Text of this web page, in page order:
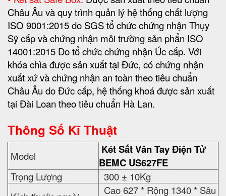
Châu Âu và quy trình quản lý hệ thống chất lượng
ISO 9001:2015 do SGS tổ chức chứng nhận Thụy
Sỹ cấp và chứng nhận môi trường sản phẩn ISO
14001:2015 Do tổ chức chứng nhận Úc cấp. Với
khóa chìa được sản xuất tại Đức, có chứng nhận
xuất xứ và chứng nhận an toàn theo tiêu chuẩn
Châu Âu do Đức cấp, hệ thống khoá được sản xuất
tại Đài Loan theo tiêu chuẩn Hà Lan.
Thông Số Kĩ Thuật
Model
Két Sắt Vân Tay Điện Tử
BEMC US627FE
Trọng Lượng
300 ± 10Kg
Cao 627 * Rộng 1340 * Sâu